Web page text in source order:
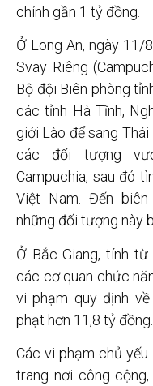
chính gần 1 tỷ đồng.
Ở Long An, ngày 11/
Svay Riêng
Bộ đội Biên phòng
các tỉnh Hà Tĩnh,
giới Lào để sang
các đối tượng
Campuchia, sau đó
Việt Nam. Đến
những đối tượng này
Ở Bắc Giang, tính
các cơ quan chức
vi phạm quy định
phạt hơn 11,8 tỷ đồng.
Các vi phạm chủ
trang nơi công